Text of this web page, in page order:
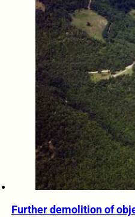
Further demolition of